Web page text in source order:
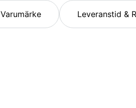
Varumärke Leveranstid &